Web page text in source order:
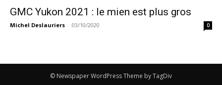
GMC Yukon 2021 : le mien est plus gros
Michel Deslauriers - 03/10/2020 0
© Newspaper WordPress Theme by TagDiv